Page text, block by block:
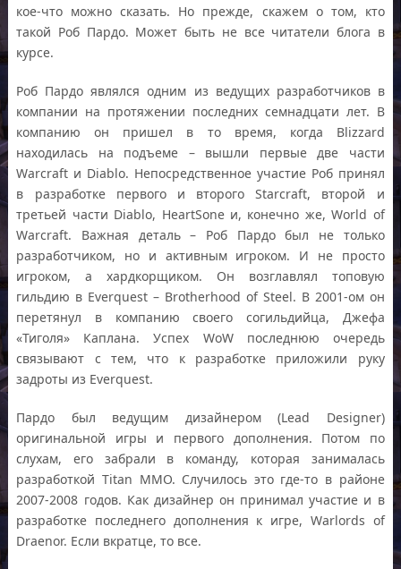
кое-что можно сказать. Но прежде, скажем о том, кто
такой Роб Пардо. Может быть не все читатели блога в
курсе.
Роб Пардо являлся одним из ведущих разработчиков в
компании на протяжении последних семнадцати лет. В
компанию он пришел в то время, когда Blizzard
находилась на подъеме – вышли первые две части
Warcraft и Diablo. Непосредственное участие Роб принял
в разработке первого и второго Starcraft, второй и
третьей части Diablo, HeartSone и, конечно же, World of
Warcraft. Важная деталь – Роб Пардо был не только
разработчиком, но и активным игроком. И не просто
игроком, а хардкорщиком. Он возглавлял топовую
гильдию в Everquest – Brotherhood of Steel. В 2001-ом он
перетянул в компанию своего согильдийца, Джефа
«Тиголя» Каплана. Успех WoW последнюю очередь
связывают с тем, что к разработке приложили руку
задроты из Everquest.
Пардо был ведущим дизайнером (Lead Designer)
оригинальной игры и первого дополнения. Потом по
слухам, его забрали в команду, которая занималась
разработкой Titan MMO. Случилось это где-то в районе
2007-2008 годов. Как дизайнер он принимал участие и в
разработке последнего дополнения к игре, Warlords of
Draenor. Если вкратце, то все.